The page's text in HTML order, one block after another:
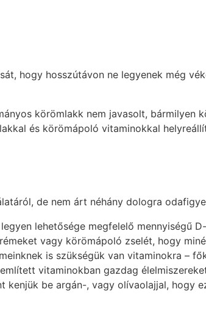
hogy hosszútávon ne legyenek még
körömlakk nem javasolt, bármilyen
és körömápoló vitaminokkal
de nem árt néhány dologra
lehetősége megfelelő mennyiségű
vagy körömápoló zselét, hogy
is szükségük van vitaminokra –
vitaminokban gazdag
kenjük be argán-, vagy olívaolajjal, hogy